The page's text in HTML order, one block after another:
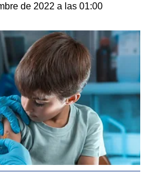
de 2022 a las 01:00